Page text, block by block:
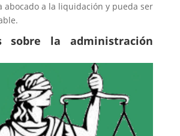
abocado a la liquidación y pueda ser
sobre la administración